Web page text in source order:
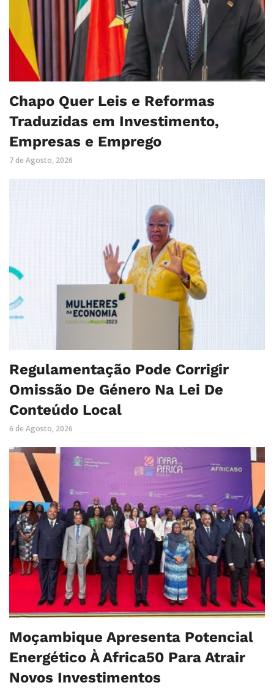
Chapo Quer Leis e Reformas
Traduzidas em Investimento,
Empresas e Emprego
7 de Agosto, 2026
Regulamentação Pode Corrigir
Omissão De Género Na Lei De
Conteúdo Local
6 de Agosto, 2026
Moçambique Apresenta Potencial
Energético À Africa50 Para Atrair
Novos Investimentos